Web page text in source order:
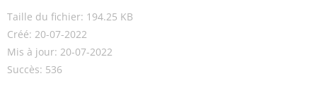
Taille du fichier: 194.25 KB
Créé: 20-07-2022
Mis à jour: 20-07-2022
Succès: 536